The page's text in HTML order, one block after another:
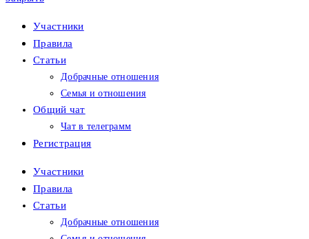
Участники
Правила
Статьи
Добрачные отношения
Семья и отношения
Общий чат
Чат в телеграмм
Регистрация
Участники
Правила
Статьи
Добрачные отношения